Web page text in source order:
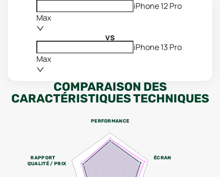
iPhone 12 Pro
Max
vs
iPhone 13 Pro
Max
COMPARAISON DES
CARACTÉRISTIQUES TECHNIQUES
PERFORMANCE
ÉCRAN
RAPPORT
QUALITÉ / PRIX